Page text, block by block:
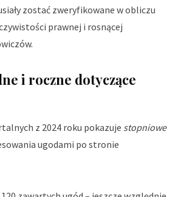
zostać zweryfikowane w obliczu
prawnej i rosnącej
i roczne dotyczące
z 2024 roku pokazuje stopniowe
ugodami po stronie